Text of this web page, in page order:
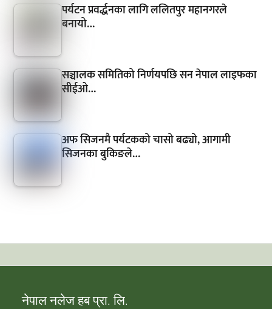
पर्यटन प्रवर्द्धनका लागि ललितपुर महानगरले
बनायो…
सञ्चालक समितिको निर्णयपछि सन नेपाल लाइफका
सीईओ…
अफ सिजनमै पर्यटकको चासो बढ्यो, आगामी
सिजनका बुकिङले…
नेपाल नलेज हब प्रा. लि.